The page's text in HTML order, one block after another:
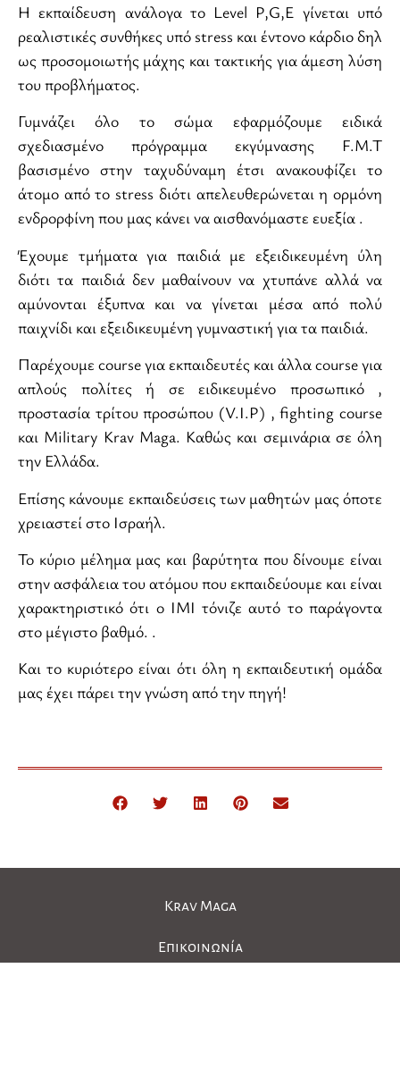
Η εκπαίδευση ανάλογα το Level P,G,E γίνεται υπό
ρεαλιστικές συνθήκες υπό stress και έντονο κάρδιο δηλ
ως προσομοιωτής μάχης και τακτικής για άμεση λύση
του προβλήματος.
Γυμνάζει όλο το σώμα εφαρμόζουμε ειδικά
σχεδιασμένο πρόγραμμα εκγύμνασης F.M.T
βασισμένο στην ταχυδύναμη έτσι ανακουφίζει το
άτομο από το stress διότι απελευθερώνεται η ορμόνη
ενδρορφίνη που μας κάνει να αισθανόμαστε ευεξία .
Έχουμε τμήματα για παιδιά με εξειδικευμένη ύλη
διότι τα παιδιά δεν μαθαίνουν να χτυπάνε αλλά να
αμύνονται έξυπνα και να γίνεται μέσα από πολύ
παιχνίδι και εξειδικευμένη γυμναστική για τα παιδιά.
Παρέχουμε course για εκπαιδευτές και άλλα course για
απλούς πολίτες ή σε ειδικευμένο προσωπικό ,
προστασία τρίτου προσώπου (V.I.P) , fighting course
και Military Krav Maga. Καθώς και σεμινάρια σε όλη
την Ελλάδα.
Επίσης κάνουμε εκπαιδεύσεις των μαθητών μας όποτε
χρειαστεί στο Ισραήλ.
Το κύριο μέλημα μας και βαρύτητα που δίνουμε είναι
στην ασφάλεια του ατόμου που εκπαιδεύουμε και είναι
χαρακτηριστικό ότι ο ΙΜΙ τόνιζε αυτό το παράγοντα
στο μέγιστο βαθμό. .
Και το κυριότερο είναι ότι όλη η εκπαιδευτική ομάδα
μας έχει πάρει την γνώση από την πηγή!
Krav Maga
Επικοινωνία